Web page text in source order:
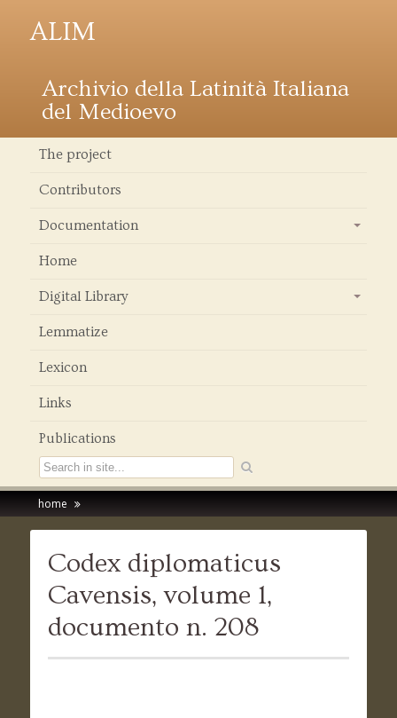
ALIM
Archivio della Latinità Italiana
del Medioevo
The project
Contributors
Documentation
Home
Digital Library
Lemmatize
Lexicon
Links
Publications
home
Codex diplomaticus
Cavensis, volume 1,
documento n. 208